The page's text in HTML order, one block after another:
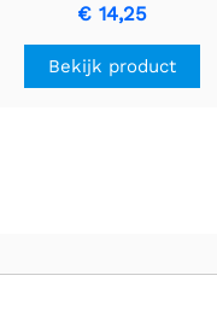
€ 14,25
Bekijk product